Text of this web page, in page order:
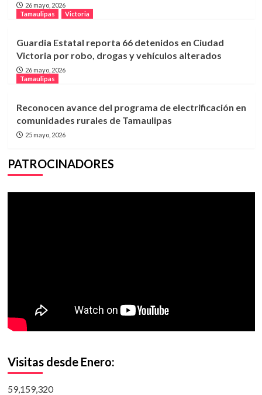
26 mayo, 2026
Tamaulipas
Victoria
Guardia Estatal reporta 66 detenidos en Ciudad
Victoria por robo, drogas y vehículos alterados
26 mayo, 2026
Tamaulipas
Reconocen avance del programa de electrificación en
comunidades rurales de Tamaulipas
25 mayo, 2026
PATROCINADORES
Visitas desde Enero:
59,159,320